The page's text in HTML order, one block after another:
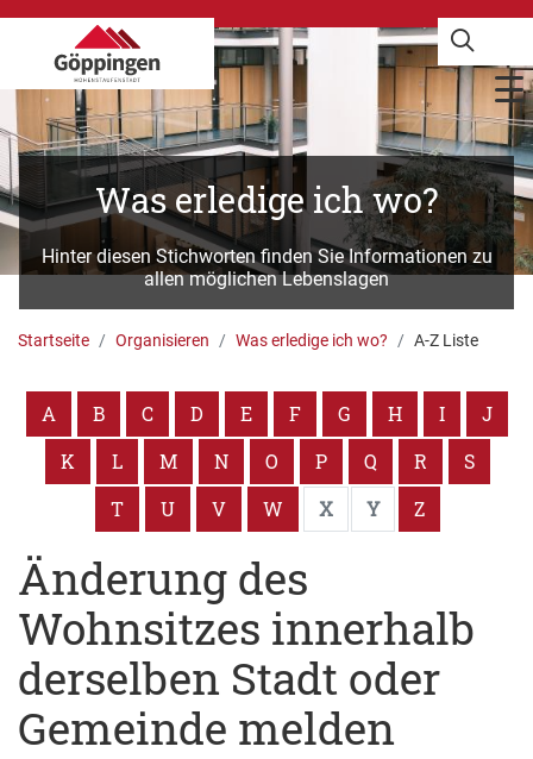
Was erledige ich wo?
Hinter diesen Stichworten finden Sie Informationen zu
allen möglichen Lebenslagen
Startseite Organisieren Was erledige ich wo? A-Z Liste
A B C D E F G H I
J
K
L M N O P Q R
S
T
U V W X Y Z
Änderung des
Wohnsitzes innerhalb
derselben Stadt oder
Gemeinde melden